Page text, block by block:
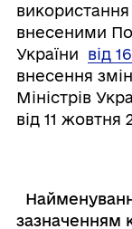
внесеними
України від
внесення
Міністрів
від 11 жовтня
зазначенням